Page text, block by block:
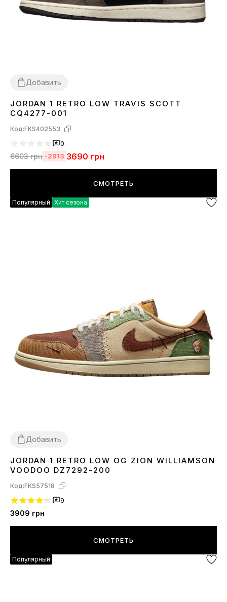
Добавить
36373841 4243 44
JORDAN 1 RETRO LOW TRAVIS SCOTT
CQ4277-001
Код:FKS402553
0
6603грн -2913 3690 грн
СМОТРЕТЬ
Популярный Хит сезона
Добавить
36373839 4041 42434445
JORDAN 1 RETRO LOW OG ZION WILLIAMSON
VOODOO DZ7292-200
Код:FKS57518
9
3909 грн
СМОТРЕТЬ
Популярный